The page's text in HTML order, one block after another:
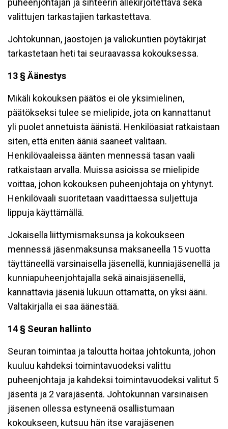
puheenjohtajan ja sihteerin allekirjoitettava sekä
valittujen tarkastajien tarkastettava.
Johtokunnan, jaostojen ja valiokuntien pöytäkirjat
tarkastetaan heti tai seuraavassa kokouksessa.
13 § Äänestys
Mikäli kokouksen päätös ei ole yksimielinen,
päätökseksi tulee se mielipide, jota on kannattanut
yli puolet annetuista äänistä. Henkilöasiat ratkaistaan
siten, että eniten ääniä saaneet valitaan.
Henkilövaaleissa äänten mennessä tasan vaali
ratkaistaan arvalla. Muissa asioissa se mielipide
voittaa, johon kokouksen puheenjohtaja on yhtynyt.
Henkilövaali suoritetaan vaadittaessa suljettuja
lippuja käyttämällä.
Jokaisella liittymismaksunsa ja kokoukseen
mennessä jäsenmaksunsa maksaneella 15 vuotta
täyttäneellä varsinaisella jäsenellä, kunniajäsenellä ja
kunniapuheenjohtajalla sekä ainaisjäsenellä,
kannattavia jäseniä lukuun ottamatta, on yksi ääni.
Valtakirjalla ei saa äänestää.
14 § Seuran hallinto
Seuran toimintaa ja taloutta hoitaa johtokunta, johon
kuuluu kahdeksi toimintavuodeksi valittu
puheenjohtaja ja kahdeksi toimintavuodeksi valitut 5
jäsentä ja 2 varajäsentä. Johtokunnan varsinaisen
jäsenen ollessa estyneenä osallistumaan
kokoukseen, kutsuu hän itse varajäsenen